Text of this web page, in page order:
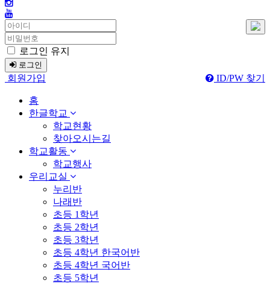
로그인 유지
로그인
회원가입 ID/PW 찾기
홈
한글학교
학교현황
찾아오시는길
학교활동
학교행사
우리교실
누리반
나래반
초등 1학년
초등 2학년
초등 3학년
초등 4학년 한국어반
초등 4학년 국어반
초등 5학년